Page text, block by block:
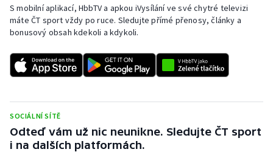
Rychlostní kanoistika
Short track
Sportovní střelba
Stolní tenis
Triatlon
S mobilní aplikací, HbbTV a apkou iVysílání ve své chytré televizi
máte ČT sport vždy po ruce. Sledujte přímé přenosy, články a
bonusový obsah kdekoli a kdykoli.
SOCIÁLNÍ SÍTĚ
Odteď vám už nic neunikne. Sledujte ČT sport
i na dalších platformách.